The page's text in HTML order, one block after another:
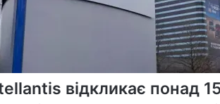
відкликає понад